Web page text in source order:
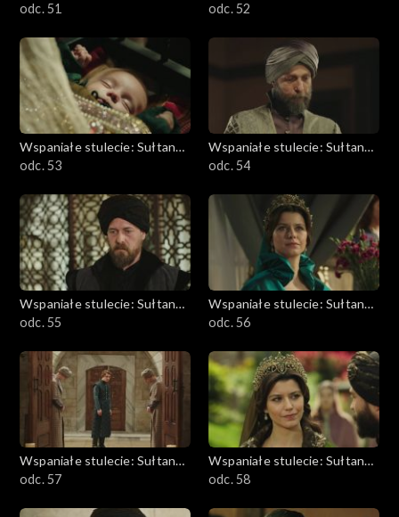
Kösem
odc. 51
Kösem
odc. 52
Wspaniałe stulecie: Sułtanka
Kösem
odc. 53
Wspaniałe stulecie: Sułtanka
Kösem
odc. 54
Wspaniałe stulecie: Sułtanka
Kösem
odc. 55
Wspaniałe stulecie: Sułtanka
Kösem
odc. 56
Wspaniałe stulecie: Sułtanka
Kösem
odc. 57
Wspaniałe stulecie: Sułtanka
Kösem
odc. 58